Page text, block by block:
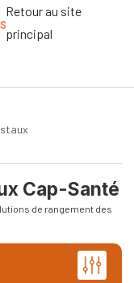
Retour au site
principal
Cap-Santé
de rangement des